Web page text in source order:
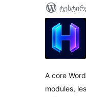
A core
modules,